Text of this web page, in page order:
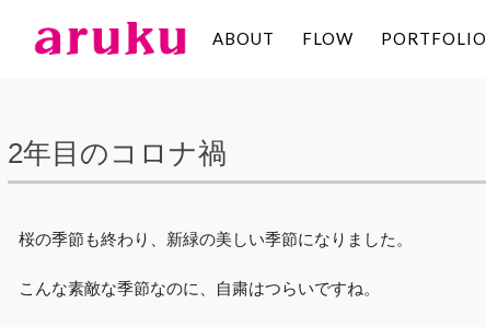
ABOUT FLOW PORTFOLIO
2年目のコロナ禍
桜の季節も終わり、新緑の美しい季節になりました。
こんな素敵な季節なのに、自粛はつらいですね。